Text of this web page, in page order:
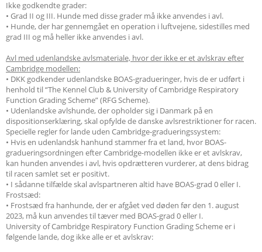
Ikke godkendte grader:
• Grad II og III. Hunde med disse grader må ikke anvendes i avl.
• Hunde, der har gennemgået en operation i luftvejene, sidestilles med
grad III og må heller ikke anvendes i avl.
Avl med udenlandske avlsmateriale, hvor der ikke er et avlskrav efter
Cambridge modellen:
• DKK godkender udenlandske BOAS-gradueringer, hvis de er udført i
henhold til “The Kennel Club & University of Cambridge Respiratory
Function Grading Scheme” (RFG Scheme).
• Udenlandske avlshunde, der opholder sig i Danmark på en
dispositionserklæring, skal opfylde de danske avlsrestriktioner for racen.
Specielle regler for lande uden Cambridge-gradueringssystem:
• Hvis en udenlandsk hanhund stammer fra et land, hvor BOAS-
gradueringsordningen efter Cambridge-modellen ikke er et avlskrav,
kan hunden anvendes i avl, hvis opdrætteren vurderer, at dens bidrag
til racen samlet set er positivt.
• I sådanne tilfælde skal avlspartneren altid have BOAS-grad 0 eller I.
Frostsæd:
• Frostsæd fra hanhunde, der er afgået ved døden før den 1. august
2023, må kun anvendes til tæver med BOAS-grad 0 eller I.
University of Cambridge Respiratory Function Grading Scheme er i
følgende lande, dog ikke alle er et avlskrav: